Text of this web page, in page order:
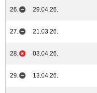
26. 29.04.26.
27. 21.03.26.
28. 03.04.26.
29. 13.04.26.